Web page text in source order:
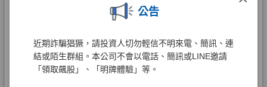
公告
近期詐騙猖獗，請投資人切勿輕信不明來電、簡訊、連
結或陌生群組。本公司不會以電話、簡訊或LINE邀請
「領取飆股」、「明牌體驗」等。